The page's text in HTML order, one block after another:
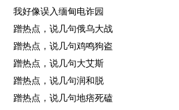
我好像误入缅甸电诈园
蹭热点，说几句俄乌大战
蹭热点，说几句鸡鸣狗盗
蹭热点，说几句大艾斯
蹭热点，说几句润和脱
蹭热点，说几句地痞死磕